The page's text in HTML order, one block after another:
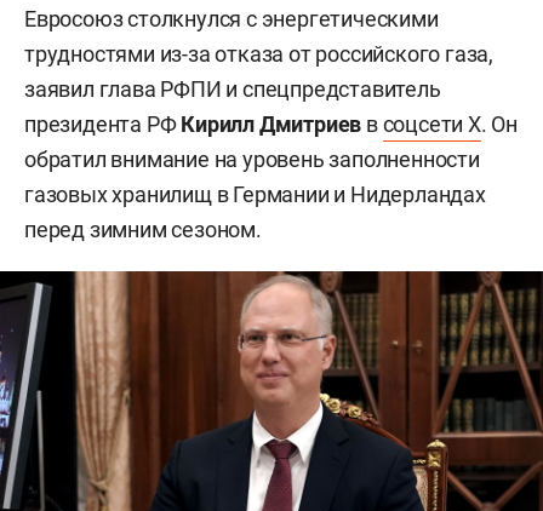
Евросоюз столкнулся с энергетическими
трудностями из-за отказа от российского газа,
заявил глава РФПИ и спецпредставитель
президента РФКирилл Дмитриев всоцсети X. Он
обратил внимание на уровень заполненности
газовых хранилищ в Германии и Нидерландах
перед зимним сезоном.